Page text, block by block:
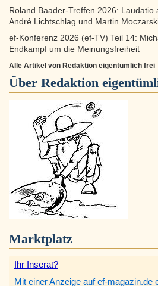
Roland Baader-Treffen 2026: Laudatio
André Lichtschlag und Martin
ef-Konferenz 2026 (ef-TV) Teil 14:
Endkampf um die Meinungsfreiheit
Alle Artikel von Redaktion eigentümlich frei
Über Redaktion
Marktplatz
Ihr Inserat?
Mit einer Anzeige auf ef-magazin.de